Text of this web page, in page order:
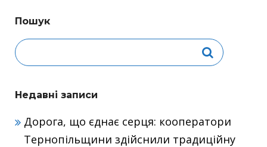
Пошук
Недавні записи
Дорога, що єднає серця: кооператори
Тернопільщини здійснили традиційну